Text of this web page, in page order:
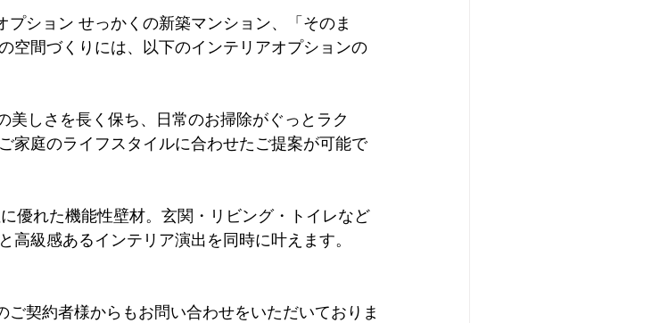
ション せっかくの新築マンション、「そのま
空間づくりには、以下のインテリアオプションの
美しさを長く保ち、日常のお掃除がぐっとラク
家庭のライフスタイルに合わせたご提案が可能で
優れた機能性壁材。玄関・リビング・トイレなど
高級感あるインテリア演出を同時に叶えます。
契約者様からもお問い合わせをいただいておりま